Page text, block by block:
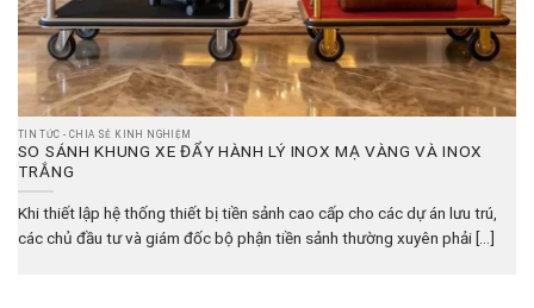
TIN TỨC - CHIA SẺ KINH NGHIỆM
SO SÁNH KHUNG XE ĐẨY HÀNH LÝ INOX MẠ VÀNG VÀ INOX
TRẮNG
Khi thiết lập hệ thống thiết bị tiền sảnh cao cấp cho các dự án lưu trú,
các chủ đầu tư và giám đốc bộ phận tiền sảnh thường xuyên phải [...]